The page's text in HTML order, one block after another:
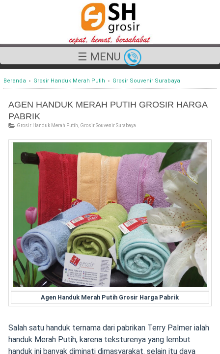
☰ MENU
Beranda › Grosir Handuk Merah Putih › Grosir Souvenir Surabaya
AGEN HANDUK MERAH PUTIH GROSIR HARGA
PABRIK
Grosir Handuk Merah Putih Grosir Souvenir Surabaya
Agen Handuk Merah Putih Grosir Harga Pabrik
Salah satu handuk ternama dari pabrikan Terry Palmer ialah
handuk Merah Putih, karena teksturenya yang lembut
handuk ini banyak diminati dimasyarakat. selain itu daya